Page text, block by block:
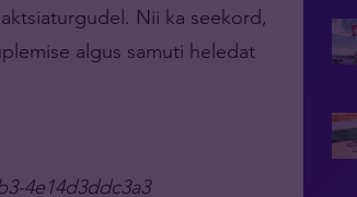
Nii ka seekord,
algus samuti heledat
4e14d3ddc3a3